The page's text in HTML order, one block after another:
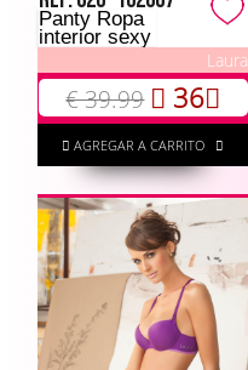
Panty Ropa
interior sexy
Laura
€ 39.99 36
AGREGAR A CARRITO